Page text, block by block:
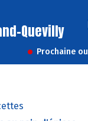
Quevilly
Prochaine